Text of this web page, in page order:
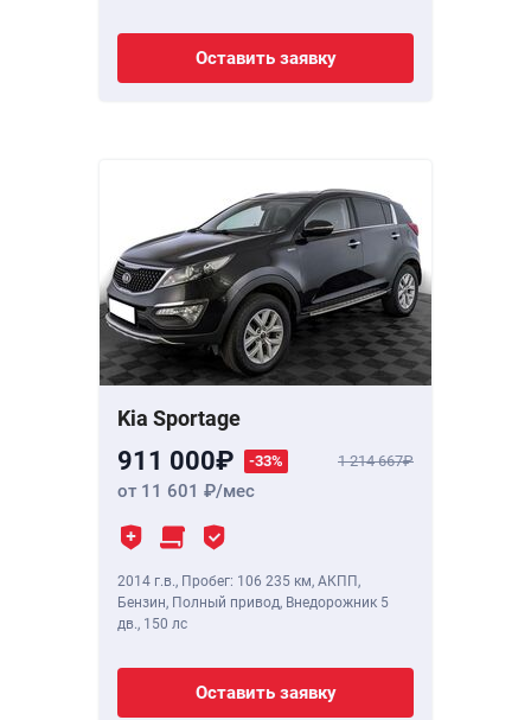
Оставить заявку
Kia Sportage
911 000 -33% 1 214 667
от 11 601 /мес
2014 г.в., Пробег: 106 235 км, АКПП,
Бензин, Полный привод, Внедорожник 5
дв., 150 лс
Оставить заявку